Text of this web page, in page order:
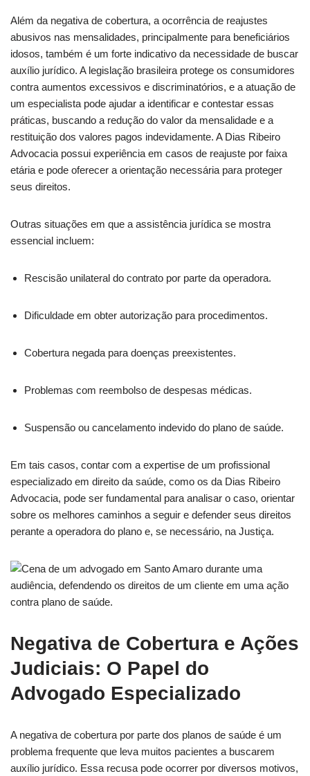
Além da negativa de cobertura, a ocorrência de reajustes
abusivos nas mensalidades, principalmente para beneficiários
idosos, também é um forte indicativo da necessidade de buscar
auxílio jurídico. A legislação brasileira protege os consumidores
contra aumentos excessivos e discriminatórios, e a atuação de
um especialista pode ajudar a identificar e contestar essas
práticas, buscando a redução do valor da mensalidade e a
restituição dos valores pagos indevidamente. A Dias Ribeiro
Advocacia possui experiência em casos de reajuste por faixa
etária e pode oferecer a orientação necessária para proteger
seus direitos.
Outras situações em que a assistência jurídica se mostra
essencial incluem:
Rescisão unilateral do contrato por parte da operadora.
Dificuldade em obter autorização para procedimentos.
Cobertura negada para doenças preexistentes.
Problemas com reembolso de despesas médicas.
Suspensão ou cancelamento indevido do plano de saúde.
Em tais casos, contar com a expertise de um profissional
especializado em direito da saúde, como os da Dias Ribeiro
Advocacia, pode ser fundamental para analisar o caso, orientar
sobre os melhores caminhos a seguir e defender seus direitos
perante a operadora do plano e, se necessário, na Justiça.
Negativa de Cobertura e Ações
Judiciais: O Papel do
Advogado Especializado
A negativa de cobertura por parte dos planos de saúde é um
problema frequente que leva muitos pacientes a buscarem
auxílio jurídico. Essa recusa pode ocorrer por diversos motivos,